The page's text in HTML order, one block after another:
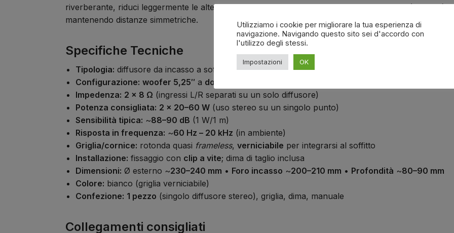
riverberante, riduci leggermente le alte dal tono/DSP dell’amplificatore; in ambienti lunghi (corridoi)
mantenendo distanze simmetriche.
Specifiche Tecniche
Tipologia: diffusore da incasso a soffitto constereo in un unico punto
Configurazione: woofer 5,25″ a doppia bobina
Impedenza: 2 × 8 Ω (ingressi L/R separati su un solo diffusore)
Potenza consigliata: 2 × 20–60 W(uso stereo su un singolo punto)
Sensibilità tipica: ~88–90 dB (1 W/1 m)
Risposta in frequenza: ~60 Hz – 20 kHz (in ambiente)
Griglia/cornice: rotonda quasi frameless, verniciabile per integrarsi al soffitto
Installazione: fissaggio con clip a vite; dima di taglio inclusa
Dimensioni: Ø esterno ~230–240 mm • Foro incasso ~200–210 mm • Profondità ~80–90 mm
Colore: bianco (griglia verniciabile)
Confezione: 1 pezzo (singolo diffusore stereo), griglia, dima, manuale
Collegamenti consigliati
Utilizziamo i cookie per migliorare la tua esperienza di
navigazione. Navigando questo sito sei d'accordo con
l'utilizzo degli stessi.
Impostazioni OK